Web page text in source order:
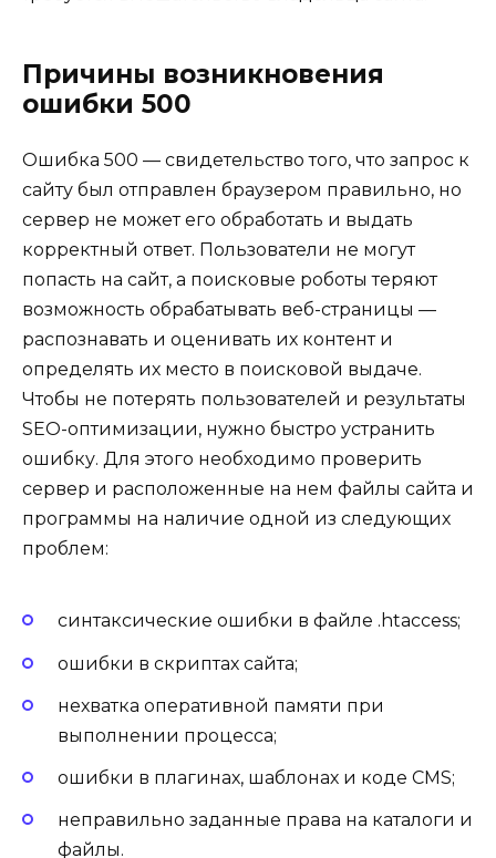
Причины возникновения
ошибки 500
Ошибка 500 — свидетельство того, что запрос к
сайту был отправлен браузером правильно, но
сервер не может его обработать и выдать
корректный ответ. Пользователи не могут
попасть на сайт, а поисковые роботы теряют
возможность обрабатывать веб-страницы —
распознавать и оценивать их контент и
определять их место в поисковой выдаче.
Чтобы не потерять пользователей и результаты
SEO-оптимизации, нужно быстро устранить
ошибку. Для этого необходимо проверить
сервер и расположенные на нем файлы сайта и
программы на наличие одной из следующих
проблем:
синтаксические ошибки в файле .htaccess;
ошибки в скриптах сайта;
нехватка оперативной памяти при
выполнении процесса;
ошибки в плагинах, шаблонах и коде CMS;
неправильно заданные права на каталоги и
файлы.